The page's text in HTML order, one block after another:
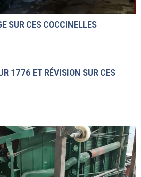
SUR CES COCCINELLES
1776 ET RÉVISION SUR CES